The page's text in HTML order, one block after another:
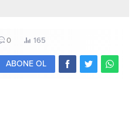
0 165
ABONE OL